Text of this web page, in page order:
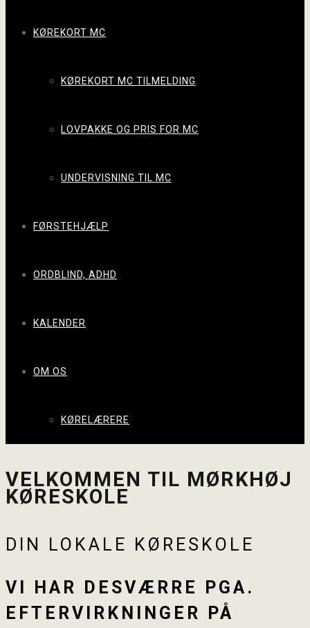
KØREKORT MC
KØREKORT MC TILMELDING
LOVPAKKE OG PRIS FOR MC
UNDERVISNING TIL MC
FØRSTEHJÆLP
ORDBLIND, ADHD
KALENDER
OM OS
KØRELÆRERE
VELKOMMEN TIL MØRKHØJ
KØRESKOLE
DIN LOKALE KØRESKOLE
VI HAR DESVÆRRE PGA.
EFTERVIRKNINGER PÅ